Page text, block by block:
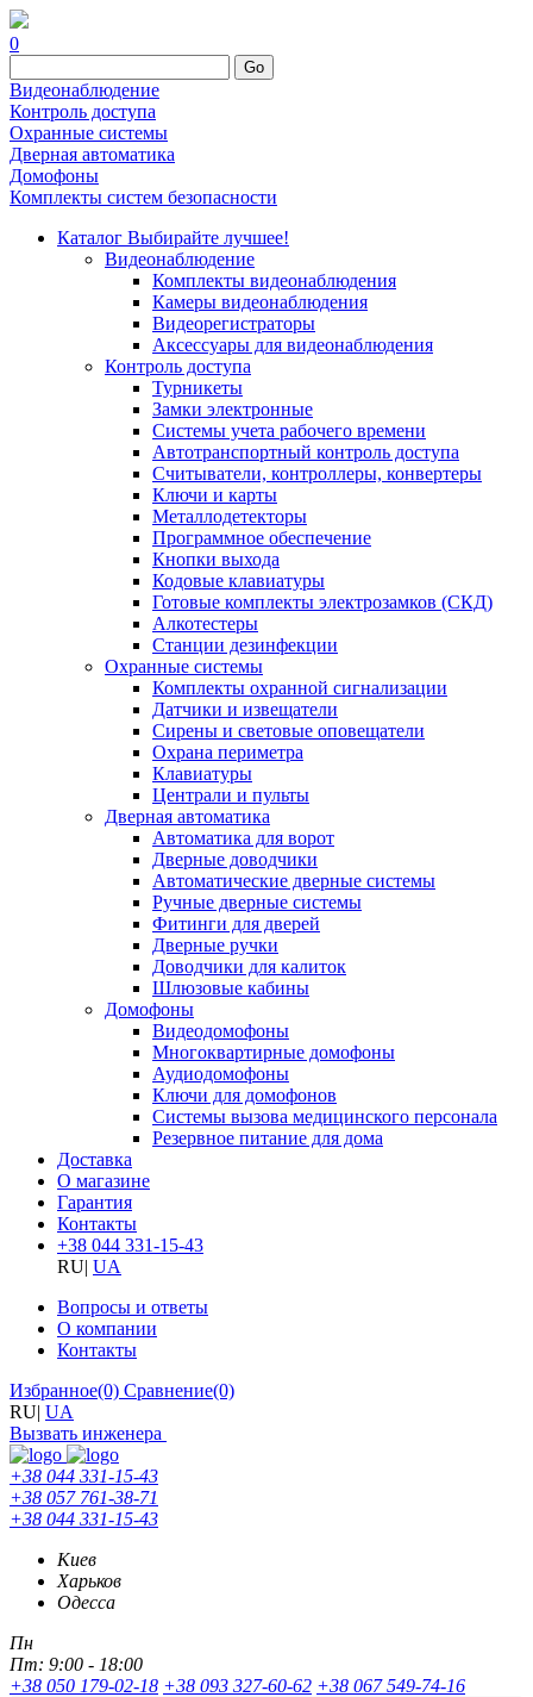
0
Go
Видеонаблюдение
Контроль доступа
Охранные системы
Дверная автоматика
Домофоны
Комплекты систем безопасности
Каталог Выбирайте лучшее!
Видеонаблюдение
Комплекты видеонаблюдения
Камеры видеонаблюдения
Видеорегистраторы
Аксессуары для видеонаблюдения
Контроль доступа
Турникеты
Замки электронные
Системы учета рабочего времени
Автотранспортный контроль доступа
Считыватели, контроллеры, конвертеры
Ключи и карты
Металлодетекторы
Программное обеспечение
Кнопки выхода
Кодовые клавиатуры
Готовые комплекты электрозамков (СКД)
Алкотестеры
Станции дезинфекции
Охранные системы
Комплекты охранной сигнализации
Датчики и извещатели
Сирены и световые оповещатели
Охрана периметра
Клавиатуры
Централи и пульты
Дверная автоматика
Автоматика для ворот
Дверные доводчики
Автоматические дверные системы
Ручные дверные системы
Фитинги для дверей
Дверные ручки
Доводчики для калиток
Шлюзовые кабины
Домофоны
Видеодомофоны
Многоквартирные домофоны
Аудиодомофоны
Ключи для домофонов
Системы вызова медицинского персонала
Резервное питание для дома
Доставка
О магазине
Гарантия
Контакты
+38 044 331-15-43
RU| UA
Вопросы и ответы
О компании
Контакты
Избранное(0) Сравнение(0)
RU| UA
Вызвать инженера
+38 044 331-15-43
+38 057 761-38-71
+38 044 331-15-43
Киев
Харьков
Одесса
Пн
Пт: 9:00 - 18:00
+38 050 179-02-18 +38 093 327-60-62 +38 067 549-74-16